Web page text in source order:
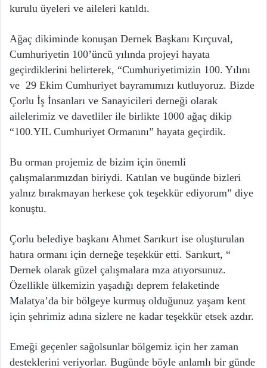
kurulu üyeleri ve aileleri katıldı.
Ağaç dikiminde konuşan Dernek Başkanı Kırçuval,
Cumhuriyetin 100’üncü yılında projeyi hayata
geçirdiklerini belirterek, “Cumhuriyetimizin 100. Yılını
ve 29 Ekim Cumhuriyet bayramımızı kutluyoruz. Bizde
Çorlu İş İnsanları ve Sanayicileri derneği olarak
ailelerimiz ve davetliler ile birlikte 1000 ağaç dikip
“100.YIL Cumhuriyet Ormanını” hayata geçirdik.
Bu orman projemiz de bizim için önemli
çalışmalarımızdan biriydi. Katılan ve bugünde bizleri
yalnız bırakmayan herkese çok teşekkür ediyorum” diye
konuştu.
Çorlu belediye başkanı Ahmet Sarıkurt ise oluşturulan
hatıra ormanı için derneğe teşekkür etti. Sarıkurt, “
Dernek olarak güzel çalışmalara mza atıyorsunuz.
Özellikle ülkemizin yaşadığı deprem felaketinde
Malatya’da bir bölgeye kurmuş olduğunuz yaşam kent
için şehrimiz adına sizlere ne kadar teşekkür etsek azdır.
Emeği geçenler sağolsunlar bölgemiz için her zaman
desteklerini veriyorlar. Bugünde böyle anlamlı bir günde